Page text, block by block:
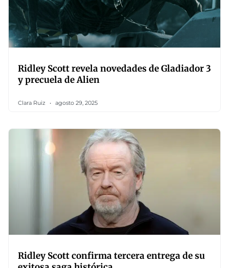
Ridley Scott revela novedades de Gladiador 3
y precuela de Alien
Clara Ruiz agosto 29, 2025
Ridley Scott confirma tercera entrega de su